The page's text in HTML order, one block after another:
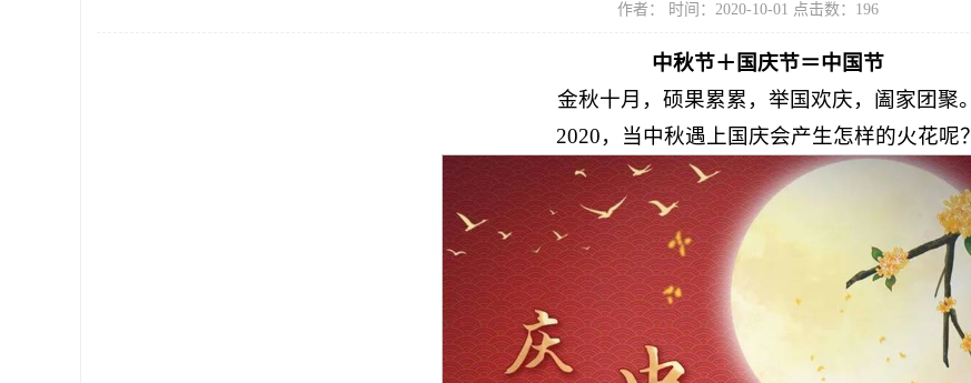
作者： 时间：2020-10-01 点击数： 196
中秋节＋国庆节＝中国节
金秋十月，硕果累累，举国欢庆，阖家团聚。
2020，当中秋遇上国庆会产生怎样的火花呢？